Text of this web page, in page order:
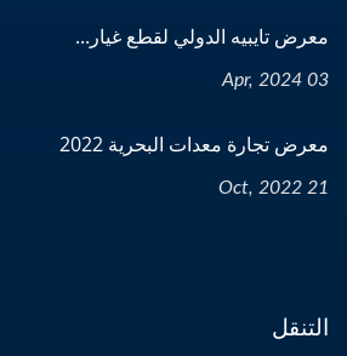
معرض تايبيه الدولي لقطع غيار...
03 Apr, 2024
معرض تجارة معدات البحرية 2022
21 Oct, 2022
التنقل